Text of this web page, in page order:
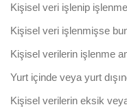
Kişisel veri işlenip
Kişisel veri işlenmişse
Kişisel verilerin işlenme
Yurt içinde veya yurt
Kişisel verilerin eksik